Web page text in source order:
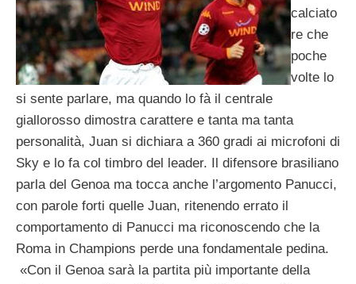
calciato
re che
poche
volte lo
si sente parlare, ma quando lo fà il centrale
giallorosso dimostra carattere e tanta ma tanta
personalità, Juan si dichiara a 360 gradi ai microfoni di
Sky e lo fa col timbro del leader. Il difensore brasiliano
parla del Genoa ma tocca anche l’argomento Panucci,
con parole forti quelle Juan, ritenendo errato il
comportamento di Panucci ma riconoscendo che la
Roma in Champions perde una fondamentale pedina.
«Con il Genoa sarà la partita più importante della